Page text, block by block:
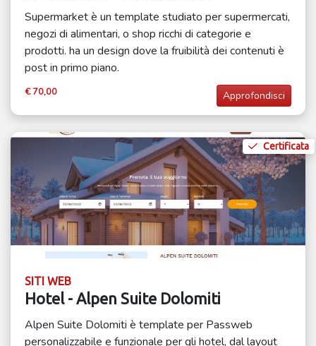
Supermarket è un template studiato per supermercati,
negozi di alimentari, o shop ricchi di categorie e
prodotti. ha un design dove la fruibilità dei contenuti è
post in primo piano.
€ 70,00 Approfondisci
Certificata
SITI WEB
Hotel - Alpen Suite Dolomiti
Alpen Suite Dolomiti è template per Passweb
personalizzabile e funzionale per gli hotel, dal layout